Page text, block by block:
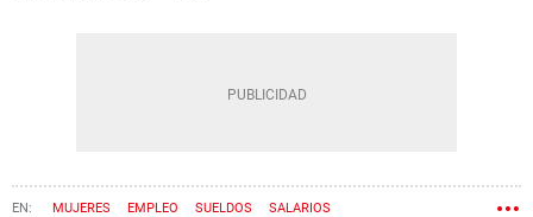
MUJERES EMPLEO SUELDOS SALARIOS